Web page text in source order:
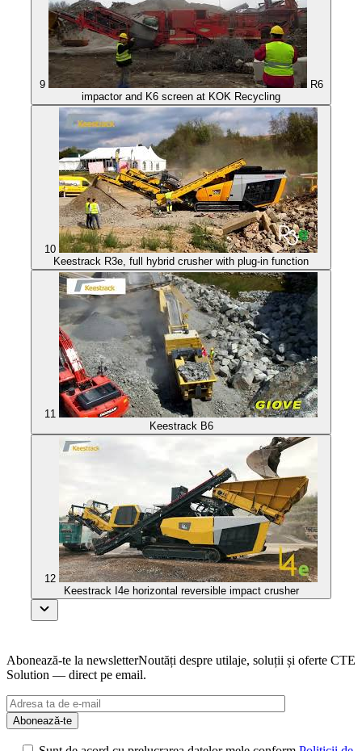
9
R6
impactor and K6 screen at KOK Recycling
10
Keestrack R3e, full hybrid crusher with plug-in function
11
Keestrack B6
12
Keestrack I4e horizontal reversible impact crusher
Abonează-te la newsletterNoutăți despre utilaje, soluții și oferte CTE
Solution — direct pe email.